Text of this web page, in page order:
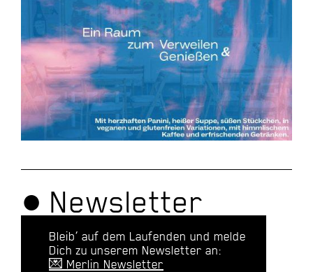
● Newsletter
Bleib’ auf dem Laufenden und melde
Dich zu unserem Newsletter an:
💌 Merlin Newsletter